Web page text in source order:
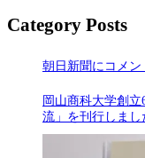
Category Posts
朝日新聞にコメ
岡山商科大学創
流」を刊行しまし